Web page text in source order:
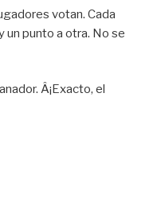
votan. Cada
un punto a otra. No se
Â¡Exacto, el